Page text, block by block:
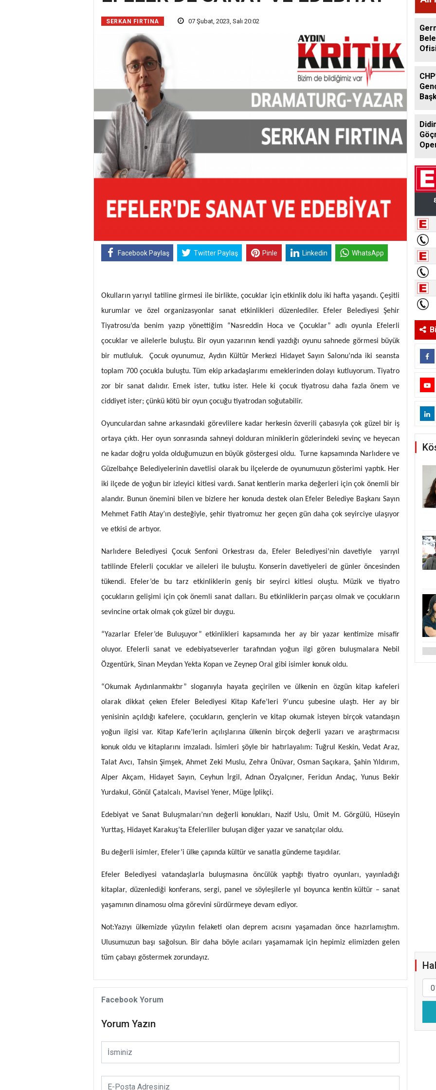
SERKAN FIRTINA 07 Şubat, 2023, Salı 20:02
Facebook Paylaş Twitter Paylaş Pinle Linkedin WhatsApp
Okulların yarıyıl tatiline girmesi ile birlikte, çocuklar için etkinlik dolu iki hafta yaşandı. Çeşitli
kurumlar ve özel organizasyonlar sanat etkinlikleri düzenlediler. Efeler Belediyesi Şehir
Tiyatrosu’da benim yazıp yönettiğim “Nasreddin Hoca ve Çocuklar” adlı oyunla Efelerli
çocuklar ve ailelerle buluştu. Bir oyun yazarının kendi yazdığı oyunu sahnede görmesi büyük
bir mutluluk. Çocuk oyunumuz, Aydın Kültür Merkezi Hidayet Sayın Salonu’nda iki seansta
toplam 700 çocukla buluştu. Tüm ekip arkadaşlarımı emeklerinden dolayı kutluyorum. Tiyatro
zor bir sanat dalıdır. Emek ister, tutku ister. Hele ki çocuk tiyatrosu daha fazla önem ve
ciddiyet ister; çünkü kötü bir oyun çocuğu tiyatrodan soğutabilir.
Oyunculardan sahne arkasındaki görevlilere kadar herkesin özverili çabasıyla çok güzel bir iş
ortaya çıktı. Her oyun sonrasında sahneyi dolduran miniklerin gözlerindeki sevinç ve heyecan
ne kadar doğru yolda olduğumuzun en büyük göstergesi oldu. Turne kapsamında Narlıdere ve
Güzelbahçe Belediyelerinin davetlisi olarak bu ilçelerde de oyunumuzun gösterimi yaptık. Her
iki ilçede de yoğun bir izleyici kitlesi vardı. Sanat kentlerin marka değerleri için çok önemli bir
alandır. Bunun önemini bilen ve bizlere her konuda destek olan Efeler Belediye Başkanı Sayın
Mehmet Fatih Atay’ın desteğiyle, şehir tiyatromuz her geçen gün daha çok seyirciye ulaşıyor
ve etkisi de artıyor.
Narlıdere Belediyesi Çocuk Senfoni Orkestrası da, Efeler Belediyesi’nin davetiyle yarıyıl
tatilinde Efelerli çocuklar ve aileleri ile buluştu. Konserin davetiyeleri de günler öncesinden
tükendi. Efeler’de bu tarz etkinliklerin geniş bir seyirci kitlesi oluştu. Müzik ve tiyatro
çocukların gelişimi için çok önemli sanat dalları. Bu etkinliklerin parçası olmak ve çocukların
sevincine ortak olmak çok güzel bir duygu.
“Yazarlar Efeler’de Buluşuyor” etkinlikleri kapsamında her ay bir yazar kentimize misafir
oluyor. Efelerli sanat ve edebiyatseverler tarafından yoğun ilgi gören buluşmalara Nebil
Özgentürk, Sinan Meydan Yekta Kopan ve Zeynep Oral gibi isimler konuk oldu.
“Okumak Aydınlanmaktır” sloganıyla hayata geçirilen ve ülkenin en özgün kitap kafeleri
olarak dikkat çeken Efeler Belediyesi Kitap Kafe’leri 9’uncu şubesine ulaştı. Her ay bir
yenisinin açıldığı kafelere, çocukların, gençlerin ve kitap okumak isteyen birçok vatandaşın
yoğun ilgisi var. Kitap Kafe’lerin açılışlarına ülkenin birçok değerli yazarı ve araştırmacısı
konuk oldu ve kitaplarını imzaladı. İsimleri şöyle bir hatırlayalım: Tuğrul Keskin, Vedat Araz,
Talat Avcı, Tahsin Şimşek, Ahmet Zeki Muslu, Zehra Ünüvar, Osman Saçıkara, Şahin Yıldırım,
Alper Akçam, Hidayet Sayın, Ceyhun İrgil, Adnan Özyalçıner, Feridun Andaç, Yunus Bekir
Yurdakul, Gönül Çatalcalı, Mavisel Yener, Müge İplikçi.
Edebiyat ve Sanat Buluşmaları’nın değerli konukları, Nazif Uslu, Ümit M. Görgülü, Hüseyin
Yurttaş, Hidayet Karakuş’ta Efelerliler buluşan diğer yazar ve sanatçılar oldu.
Bu değerli isimler, Efeler’i ülke çapında kültür ve sanatla gündeme taşıdılar.
Efeler Belediyesi vatandaşlarla buluşmasına öncülük yaptığı tiyatro oyunları, yayınladığı
kitaplar, düzenlediği konferans, sergi, panel ve söyleşilerle yıl boyunca kentin kültür – sanat
yaşamının dinamosu olma görevini sürdürmeye devam ediyor.
Not:Yazıyı ülkemizde yüzyılın felaketi olan deprem acısını yaşamadan önce hazırlamıştım.
Ulusumuzun başı sağolsun. Bir daha böyle acıları yaşamamak için hepimiz elimizden gelen
tüm çabayı göstermek zorundayız.
Facebook Yorum
Yorum Yazın